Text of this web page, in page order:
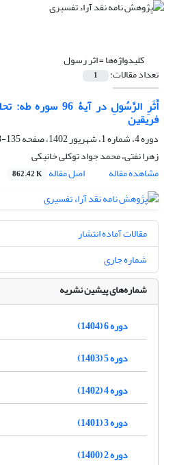
کلیدواژه‌ها =اثر رسول
تعداد مقالات: 1
أَثَرِ الرَّسُولِ در آیۀ
فریقین
دوره 4، شماره 1، شهریور 1402، صفحه
135-158
زهرا نفتی، محمد جواد توکلی خانیکی
مشاهده مقاله
اصل مقاله 862.42 K
مقالات آماده انتشار
شماره جاری
شماره‌های پیشین نشریه
دوره 6 (1404)
دوره 5 (1403)
دوره 4 (1402)
دوره 3 (1401)
دوره 2 (1400)